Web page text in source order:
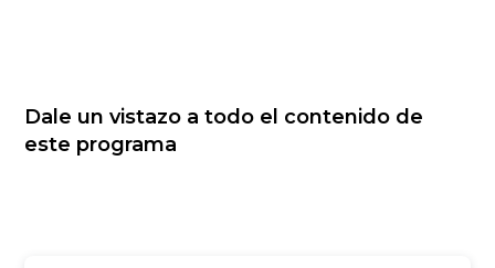
Dale un vistazo a todo el contenido de
este programa